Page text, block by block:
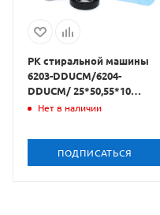
РК стиральной машины
6203-DDUCM/6204-
DDUCM/ 25*50,55*10
(NSK), Rospod
Нет в наличии
ПОДПИСАТЬСЯ